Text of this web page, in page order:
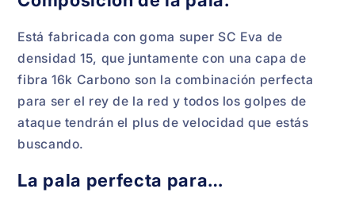
Está fabricada con goma super SC Eva de
densidad 15, que juntamente con una capa de
fibra 16k Carbono son la combinación perfecta
para ser el rey de la red y todos los golpes de
ataque tendrán el plus de velocidad que estás
buscando.
La pala perfecta para…